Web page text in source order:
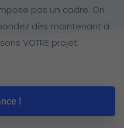
pas un cadre. On
dès maintenant à
VOTRE projet.
!